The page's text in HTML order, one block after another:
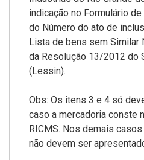
indicação no Formulário
do Número do ato de
Lista de bens sem Similar
da Resolução 13/2012 do
(Lessin).
Obs: Os itens 3 e 4 só
caso a mercadoria conste
RICMS. Nos demais
não devem ser